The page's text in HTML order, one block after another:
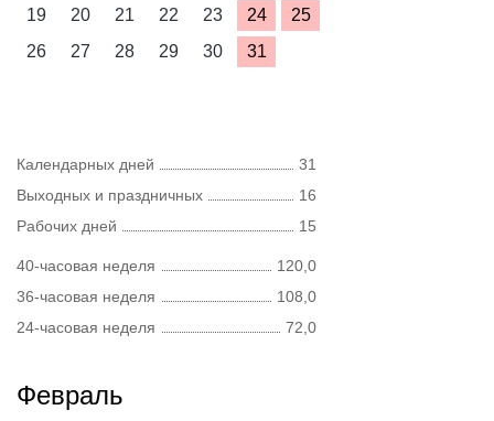
19
20 21 22 23 24
25
26
27 28 29 30 31
Календарных дней
31
Выходных и праздничных
16
Рабочих дней
15
40-часовая неделя
120,0
36-часовая неделя
108,0
24-часовая неделя
72,0
Февраль